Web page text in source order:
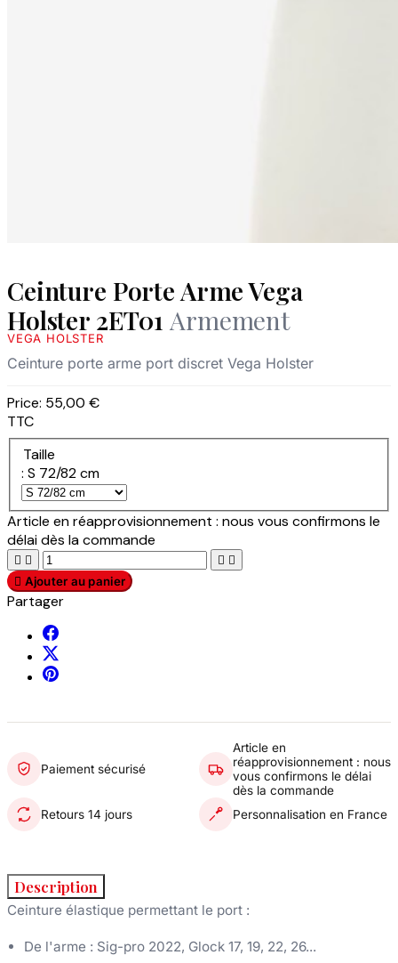
Ceinture Porte Arme Vega
Holster 2ET01 Armement
VEGA HOLSTER
Ceinture porte arme port discret Vega Holster
Price: 55,00 €
TTC
Taille
: S 72/82 cm
Article en réapprovisionnement : nous vous confirmons le
délai dès la commande
   
 Ajouter au panier
Partager
Paiement sécurisé
Article en
réapprovisionnement : nous
vous confirmons le délai
dès la commande
Retours 14 jours
Personnalisation en France
Description
Ceinture élastique permettant le port :
De l'arme : Sig-pro 2022, Glock 17, 19, 22, 26...